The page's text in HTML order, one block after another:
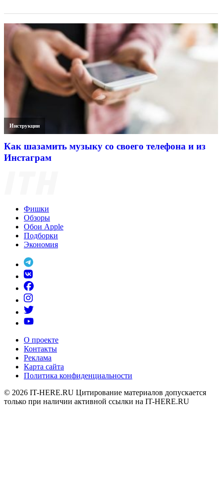
Инструкции
Как шазамить музыку со своего телефона и из
Инстаграм
Фишки
Обзоры
Обои Apple
Подборки
Экономия
О проекте
Контакты
Реклама
Карта сайта
Политика конфиденциальности
© 2026 IT-HERE.RU Цитирование материалов допускается
только при наличии активной ссылки на IT-HERE.RU